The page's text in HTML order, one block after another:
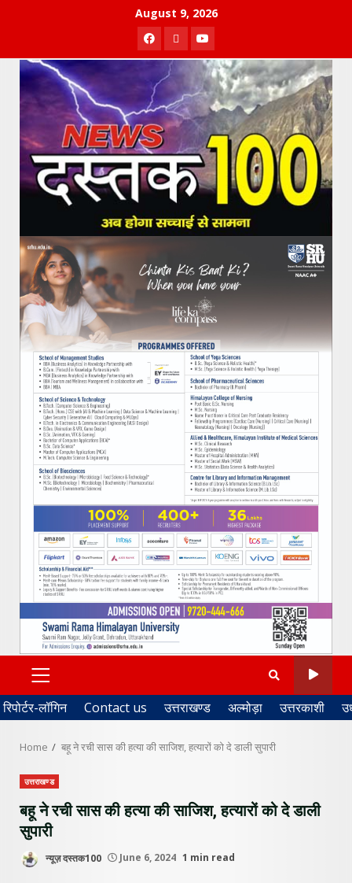
August 9, 2026
Facebook
TwitterYoutube
PRIMARY
MENU
रिपोर्टर-लॉगिन Contact us उत्तराखण्ड अल्मोड़ा उत्तरकाशी
Home बहू ने रची सास की हत्या की साजिश, हत्यारों को दे डाली सुपारी
उत्तराखण्ड
बहू ने रची सास की हत्या की साजिश, हत्यारों को दे डाली
सुपारी
न्यूज़ दस्तक100 June 6, 2024 1 min read